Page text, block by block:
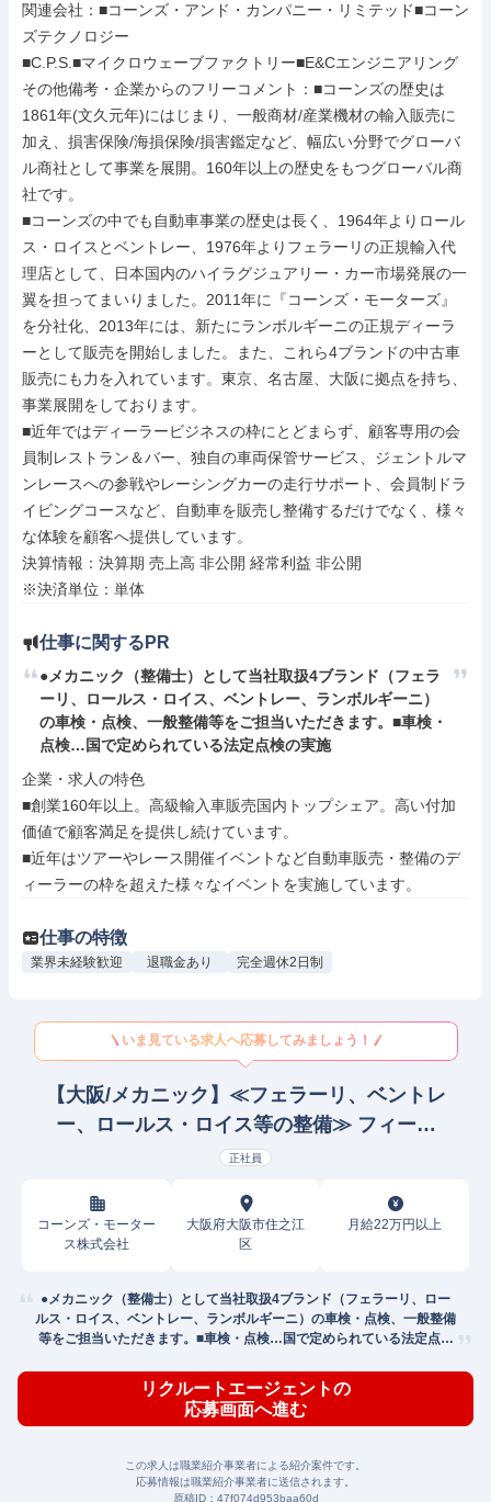
関連会社：■コーンズ・アンド・カンパニー・リミテッド■コーン
ズテクノロジー
■C.P.S.■マイクロウェーブファクトリー■E&Cエンジニアリング
その他備考・企業からのフリーコメント：■コーンズの歴史は
1861年(文久元年)にはじまり、一般商材/産業機材の輸入販売に
加え、損害保険/海損保険/損害鑑定など、幅広い分野でグローバ
ル商社として事業を展開。160年以上の歴史をもつグローバル商
社です。
■コーンズの中でも自動車事業の歴史は長く、1964年よりロール
ス・ロイスとベントレー、1976年よりフェラーリの正規輸入代
理店として、日本国内のハイラグジュアリー・カー市場発展の一
翼を担ってまいりました。2011年に『コーンズ・モーターズ』
を分社化、2013年には、新たにランボルギーニの正規ディーラ
ーとして販売を開始しました。また、これら4ブランドの中古車
販売にも力を入れています。東京、名古屋、大阪に拠点を持ち、
事業展開をしております。
■近年ではディーラービジネスの枠にとどまらず、顧客専用の会
員制レストラン＆バー、独自の車両保管サービス、ジェントルマ
ンレースへの参戦やレーシングカーの走行サポート、会員制ドラ
イビングコースなど、自動車を販売し整備するだけでなく、様々
な体験を顧客へ提供しています。
決算情報：決算期 売上高 非公開 経常利益 非公開
※決済単位：単体
仕事に関するPR
●メカニック（整備士）として当社取扱4ブランド（フェラ
ーリ、ロールス・ロイス、ベントレー、ランボルギーニ）
の車検・点検、一般整備等をご担当いただきます。■車検・
点検…国で定められている法定点検の実施
企業・求人の特色
■創業160年以上。高級輸入車販売国内トップシェア。高い付加
価値で顧客満足を提供し続けています。
■近年はツアーやレース開催イベントなど自動車販売・整備のデ
ィーラーの枠を超えた様々なイベントを実施しています。
仕事の特徴
業界未経験歓迎 退職金あり 完全週休2日制
いま見ている求人へ応募してみましょう！
【大阪/メカニック】≪フェラーリ、ベントレ
ー、ロールス・ロイス等の整備≫ フィール
ド/サポートエンジニア(自動車/輸送機器)
正社員
コーンズ・モーター
ス株式会社
大阪府大阪市住之江
区
月給22万円以上
●メカニック（整備士）として当社取扱4ブランド（フェラーリ、ロー
ルス・ロイス、ベントレー、ランボルギーニ）の車検・点検、一般整備
等をご担当いただきます。■車検・点検…国で定められている法定点検
リクルートエージェントの
応募画面へ進む
この求人は職業紹介事業者による紹介案件です。
応募情報は職業紹介事業者に送信されます。
原稿ID： 47f074d953baa60d